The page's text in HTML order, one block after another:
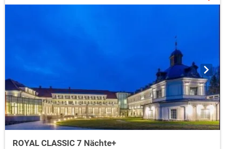
ROYAL CLASSIC 7 Nächte+